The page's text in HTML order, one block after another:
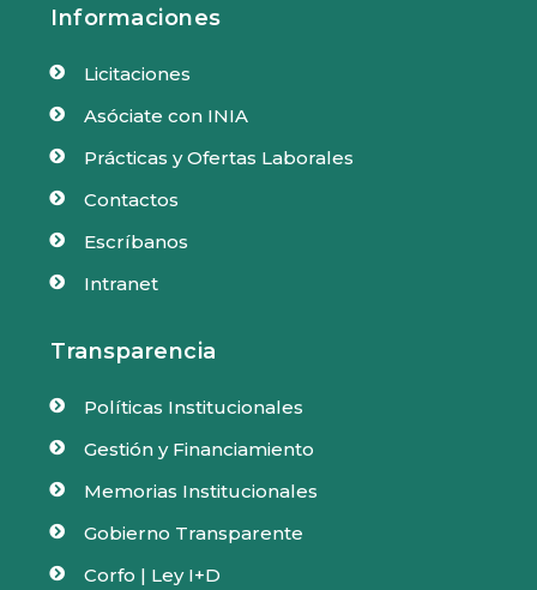
Informaciones
 Licitaciones
 Asóciate con INIA
 Prácticas y Ofertas Laborales
 Contactos
 Escríbanos
 Intranet
Transparencia
 Políticas Institucionales
 Gestión y Financiamiento
 Memorias Institucionales
 Gobierno Transparente
 Corfo | Ley I+D